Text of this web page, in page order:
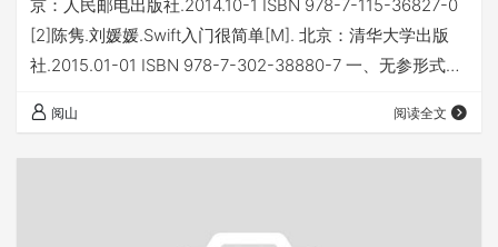
京：人民邮电出版社.2014.10-1 ISBN 978-7-115-36827-0
[2]陈隽.刘媛媛.Swift入门很简单[M]. 北京：清华大学出版
社.2015.01-01 ISBN 978-7-302-38880-7 一、无参形式的
包表达式常量名称/闭包表达式变量名称/=无参形式的闭包
表达式 //定义的语法形式： 闭包表达式常量名称/闭包表达
阅山 阅读全文